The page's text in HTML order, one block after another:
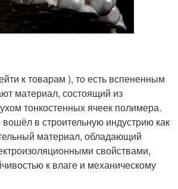
к товарам ), то есть вспененным
материал, состоящий из
тонкостенных ячеек полимера.
в строительную индустрию как
материал, обладающий
свойствами,
к влаге и механическому